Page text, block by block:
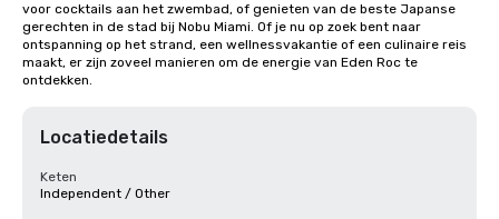
voor cocktails aan het zwembad, of genieten van de beste Japanse
gerechten in de stad bij Nobu Miami. Of je nu op zoek bent naar
ontspanning op het strand, een wellnessvakantie of een culinaire reis
maakt, er zijn zoveel manieren om de energie van Eden Roc te
ontdekken.
Locatiedetails
Keten
Independent / Other